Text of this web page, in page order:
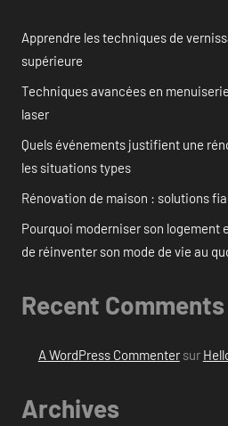
Apprendre les techniques de
supérieure
Techniques avancées en
laser
Quels événements justifient une
les situations types
Rénovation de maison : solutions
Pourquoi moderniser son logement
de réinventer son mode de vie au
Recent Comments
A WordPress Commentersur
Archives